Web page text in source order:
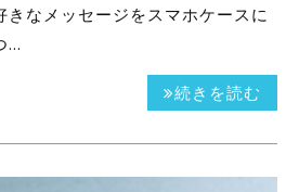
きなメッセージをスマホケースに
…
続きを読む